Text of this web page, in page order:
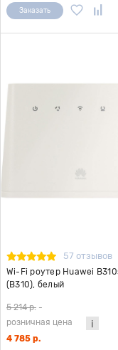
Заказать
57 отзывов
Wi-Fi роутер Huawei
(B310), белый
5 214 р. -
розничная цена
4 785 р.